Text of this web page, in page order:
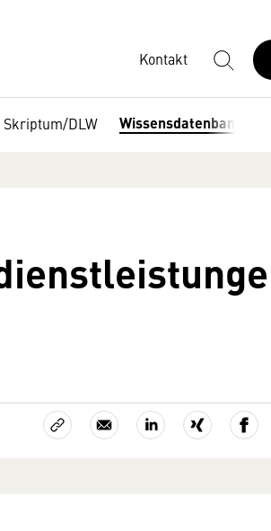
Kontakt
Skriptum/DLW Wissensdatenbank